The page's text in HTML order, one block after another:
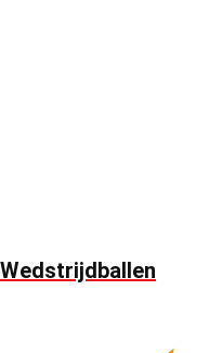
Wedstrijdballen